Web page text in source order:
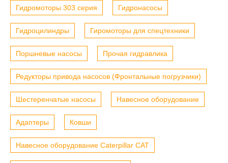
Гидромоторы 303 серия Гидронасосы
Гидроцилиндры Гиромоторы для спецтехники
Поршневые насосы Прочая гидравлика
Редукторы привода насосов (Фронтальные погрузчики)
Шестеренчатые насосы Навесное оборудование
Адаптеры Ковши
Навесное оборудование Caterpillar CAT